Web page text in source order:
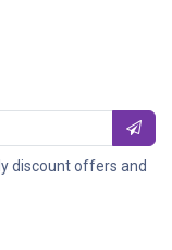
discount offers and